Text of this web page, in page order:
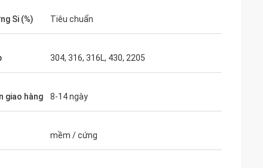
Si (%) Tiêu chuẩn
304, 316, 316L, 430, 2205
giao hàng 8-14 ngày
mềm / cứng